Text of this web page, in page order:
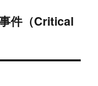
件（Critical